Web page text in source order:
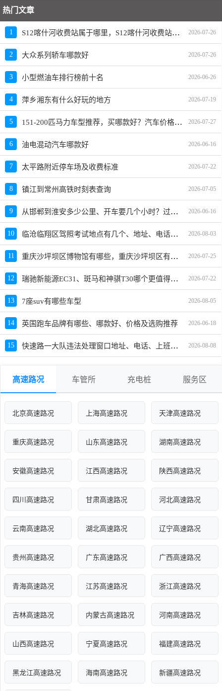
热门文章
1 S12喀什河收费站属于哪里，S12喀什河收费站入口的详细地址 2026-07-26
2 大众系列轿车哪款好 2026-07-26
3 小型燃油车排行榜前十名 2026-06-26
4 萍乡湘东有什么好玩的地方 2026-07-19
5 151-200匹马力车型推荐，买哪款好？汽车价格与选购指南 2026-07-27
6 油电混动汽车哪款好 2026-06-16
7 太平路附近停车场及收费标准 2026-07-22
8 镇江到常州高铁时刻表查询 2026-07-05
9 从邯郸到淮安多少公里、开车要几个小时？过路费、油费等 2026-06-16
10 临沧临翔区驾照考试地点有几个、地址、电话、工作时间 2026-08-03
11 重庆沙坪坝区博物馆有哪些，重庆沙坪坝区有哪几个博物馆值得看看 2026-07-25
12 瑞驰新能源EC31、斑马和神骐T30哪个更值得买？性价比、配置对比 2026-07-22
13 7座suv有哪些车型 2026-08-05
14 英国跑车品牌有哪些、哪款好、价格及选购推荐 2026-06-18
15 快速路一大队违法处理窗口地址、电话、上班时间、能处理违章吗 2026-08-08
高速路况 车管所 充电桩 服务区
北京高速路况 上海高速路况 天津高速路况
重庆高速路况 山东高速路况 湖南高速路况
安徽高速路况 江西高速路况 陕西高速路况
四川高速路况 甘肃高速路况 河北高速路况
云南高速路况 湖北高速路况 辽宁高速路况
贵州高速路况 广东高速路况 广西高速路况
青海高速路况 江苏高速路况 浙江高速路况
吉林高速路况 内蒙古高速路况 河南高速路况
山西高速路况 宁夏高速路况 福建高速路况
黑龙江高速路况 海南高速路况 新疆高速路况